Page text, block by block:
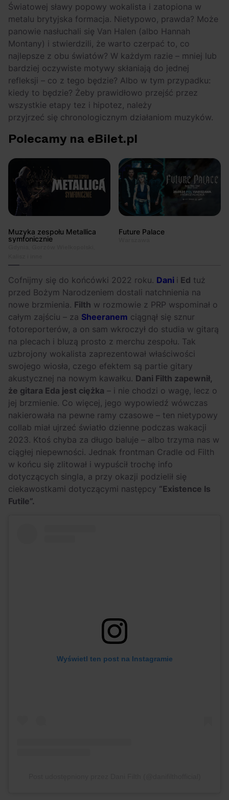
Światowej sławy popowy wokalista i zatopiona w
metalu brytyjska formacja. Nietypowo, prawda? Może
panowie nasłuchali się Van Halen (albo Hannah
Montany) i stwierdzili, że warto czerpać to, co
najlepsze z obu światów? W każdym razie – mniej lub
bardziej oczywiste motywy skłaniają do jednej
refleksji – co z tego będzie? Albo w tym przypadku:
kiedy to będzie? Żeby prawidłowo przejść przez
wszystkie etapy tez i hipotez, należy
przyjrzeć się chronologicznym działaniom muzyków.
Polecamy na eBilet.pl
Muzyka zespołu Metallica
symfonicznie
Future Palace
Cofnijmy się do końcówki 2022 roku. Dani i Ed tuż
przed Bożym Narodzeniem dostali natchnienia na
nowe brzmienia. Filth w rozmowie z PRP wspominał o
całym zajściu – za Sheeranem ciągnął się sznur
fotoreporterów, a on sam wkroczył do studia w gitarą
na plecach i bluzą prosto z merchu zespołu. Tak
uzbrojony wokalista zaprezentował właściwości
swojego wiosła, czego efektem są partie gitary
akustycznej na nowym kawałku. Dani Filth zapewnił,
że gitara Eda jest ciężka – i nie chodzi o wagę, lecz o
jej brzmienie. Co więcej, jego wypowiedź wówczas
nakierowała na pewne ramy czasowe – ten nietypowy
collab miał ujrzeć światło dzienne podczas wakacji
2023. Ktoś chyba za długo baluje – albo trzyma nas w
ciągłej niepewności. Jednak frontman Cradle od Filth
w końcu się zlitował i wypuścił trochę info
dotyczących singla, a przy okazji podzielił się
ciekawostkami dotyczącymi następcy “Existence Is
Futile”.
Wyświetl ten post na Instagramie